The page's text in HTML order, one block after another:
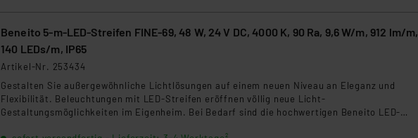
Beneito 5-m-LED-Streifen FINE-69, 48 W, 24 V DC, 4000 K, 90 Ra, 9,6 W/m, 912 lm/m,
140 LEDs/m, IP65
Artikel-Nr. 253434
Gestalten Sie außergewöhnliche Lichtlösungen auf einem neuen Niveau an Eleganz und
Flexibilität. Beleuchtungen mit LED-Streifen eröffnen völlig neue Licht-
Gestaltungsmöglichkeiten im Eigenheim. Bei Bedarf sind die hochwertigen Beneito LED-